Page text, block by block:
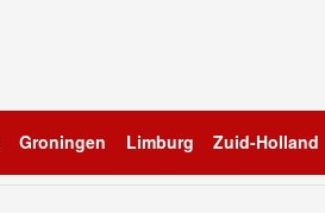
Groningen Limburg Zuid-Holland